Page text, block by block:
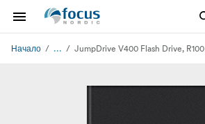
Начало ... JumpDrive V400 Flash Drive,